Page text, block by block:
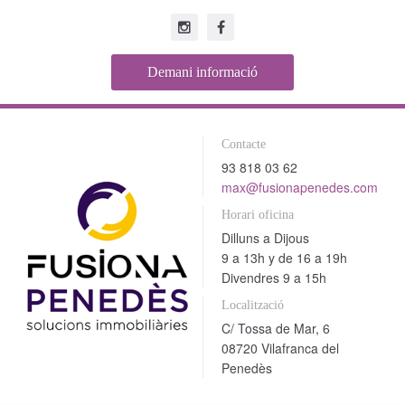
Demani informació
Contacte
93 818 03 62
max@fusionapenedes.com
Horari oficina
Dilluns a Dijous
9 a 13h y de 16 a 19h
Divendres 9 a 15h
Localització
C/ Tossa de Mar, 6
08720 Vilafranca del
Penedès